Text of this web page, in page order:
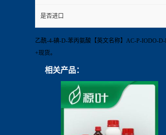
是否进口
乙酰-4-碘-D-苯丙氨酸【英文名称】AC-P-IODO-D-
+现货。
相关产品：